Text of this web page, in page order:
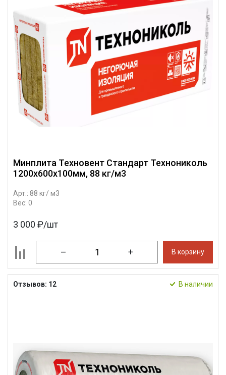
Минплита Техновент Стандарт Технониколь
1200х600х100мм, 88 кг/м3
Арт.: 88 кг/ м3
Вес: 0
3 000 ₽/шт
– + В корзину
Отзывов: 12 В наличии